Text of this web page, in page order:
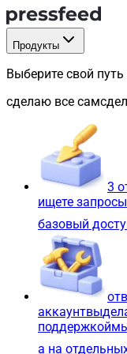
Продукты
Выберите свой
сделаю все сам
3
ищете
базовый
аккаунтвы
поддержкой
а на